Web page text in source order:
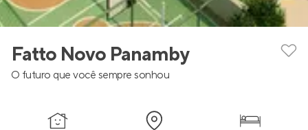
Fatto Novo Panamby
O futuro que você sempre sonhou